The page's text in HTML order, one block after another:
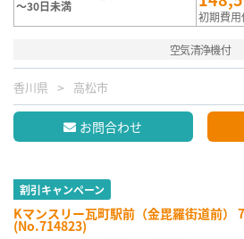
～30日未満
初期費
空気清浄機付
香川県 高松市
お問合わせ
割引キャンペーン
Kマンスリー瓦町駅前（金毘羅街道前）
(No.714823)